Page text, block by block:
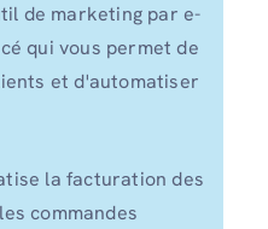
de marketing par e-
qui vous permet de
et d'automatiser
la facturation des
commandes